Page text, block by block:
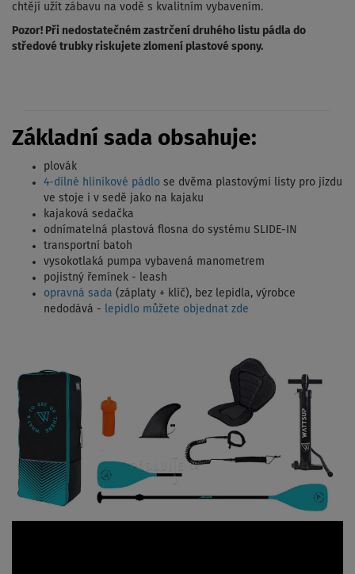
chtějí užít zábavu na vodě s kvalitním vybavením.
Pozor! Při nedostatečném zastrčení druhého listu pádla do
středové trubky riskujete zlomení plastové spony.
Základní sada obsahuje:
plovák
4-dílné hliníkové pádlo se dvěma plastovými listy pro jízdu
ve stoje i v sedě jako na kajaku
kajaková sedačka
odnímatelná plastová flosna do systému SLIDE-IN
transportní batoh
vysokotlaká pumpa vybavená manometrem
pojistný řemínek - leash
opravná sada (záplaty + klíč), bez lepidla, výrobce
nedodává -
lepidlo můžete objednat zde